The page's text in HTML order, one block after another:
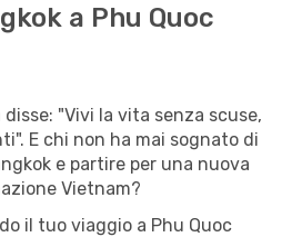
a Phu Quoc
"Vivi la vita senza scuse,
E chi non ha mai sognato di
e partire per una nuova
Vietnam?
il tuo viaggio a Phu Quoc